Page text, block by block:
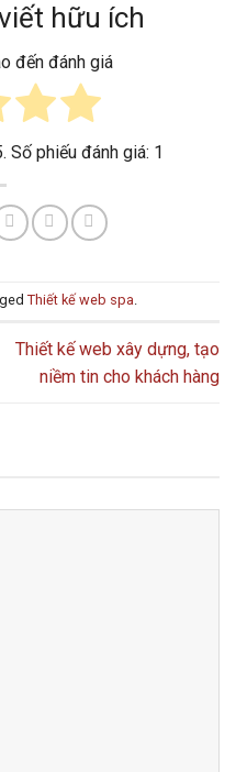
hữu ích
đến đánh giá
Số phiếu đánh giá: 1
Thiết kế web spa.
Thiết kế web xây dựng, tạo
niềm tin cho khách hàng